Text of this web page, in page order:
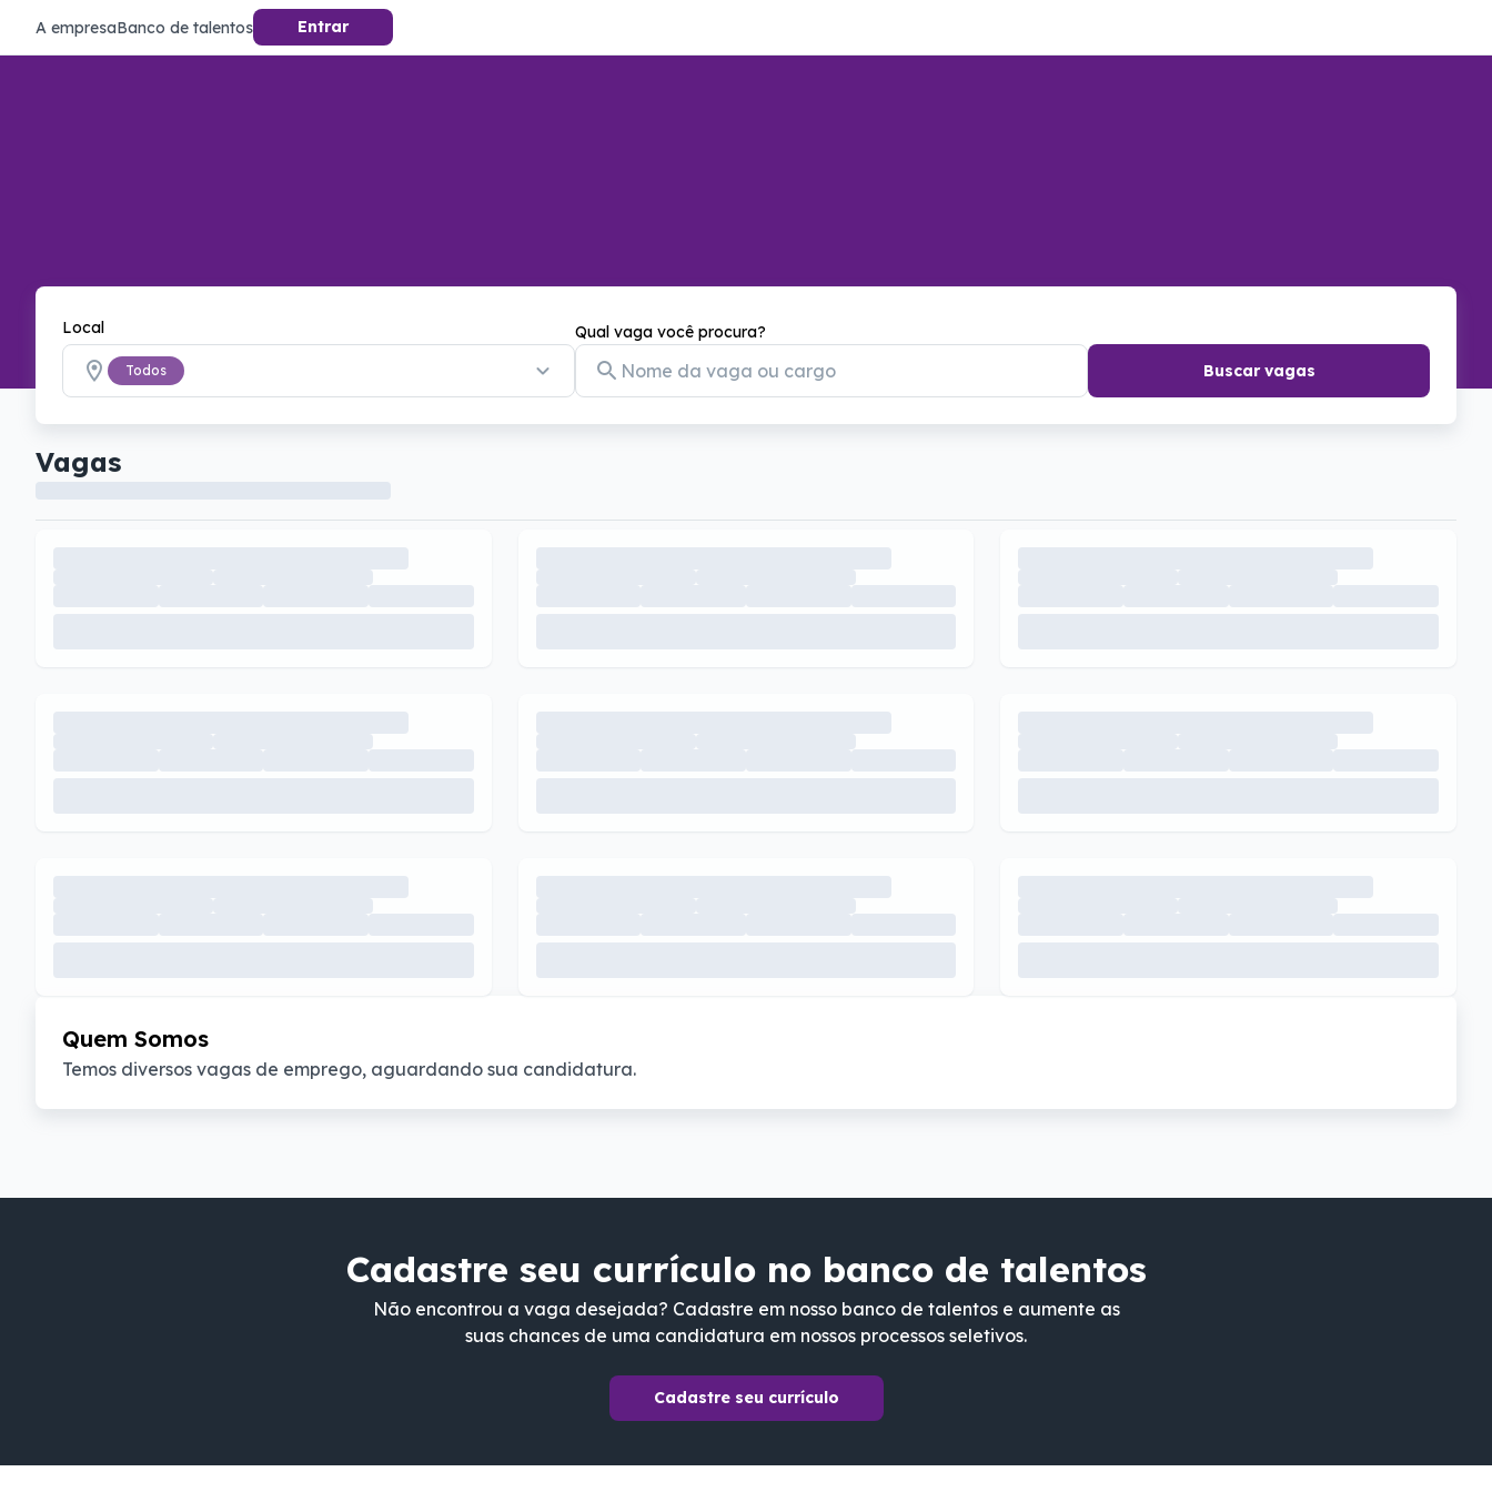
A empresaBanco de talentos Entrar
Local
Todos
Qual vaga você procura?
Buscar vagas
Vagas
Quem Somos
Temos diversos vagas de emprego, aguardando sua candidatura.
Cadastre seu currículo no banco de talentos
Não encontrou a vaga desejada? Cadastre em nosso banco de talentos e aumente as
suas chances de uma candidatura em nossos processos seletivos.
Cadastre seu currículo